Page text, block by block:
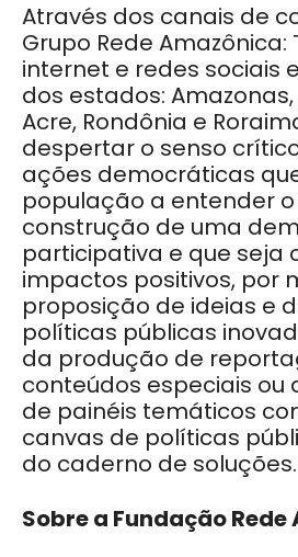
Através dos canais de
Grupo Rede Amazônica:
internet e redes sociais
dos estados:
Acre, Rondônia e
despertar o senso
ações democráticas
população a entender
construção de uma
participativa e que seja
impactos positivos, por
proposição de ideias e
políticas públicas
da produção de
conteúdos especiais ou
de painéis temáticos
canvas de políticas
do caderno de soluções.
Sobre a Fundação